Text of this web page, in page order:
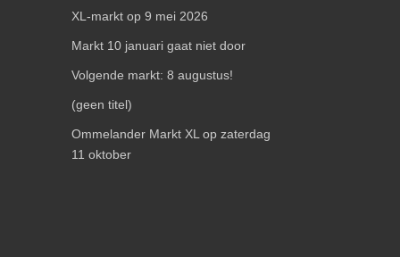
XL-markt op 9 mei 2026
Markt 10 januari gaat niet door
Volgende markt: 8 augustus!
(geen titel)
Ommelander Markt XL op zaterdag
11 oktober